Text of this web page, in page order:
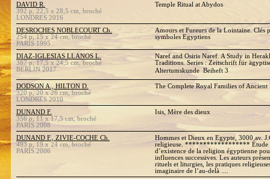
DAVID R.
392 p, 22,5 x 28,5 cm, broché
LONDRES 2016
Temple Ritual at Abydos
DESROCHES NOBLECOURT Ch.
254 p, 15 x 24 cm, broché
PARIS 1995
Amours et Fureurs de la Lointaine. Clés
symboles Egyptiens
DIAZ-IGLESIAS LLANOS L.
387 p, 17,5 x 24,5 cm, broché
BERLIN 2017
Naref and Osiris Naref. A Study in
Traditions. Series : Zeitschrift für
Altertumskunde  Beiheft 3
DODSON A., HILTON D.
320 p, 20 x 26 cm, broché
LONDRES 2010
The Complete Royal Families of Ancient
DUNAND F.
356 p, 11 x 17,5 cm, broché
PARIS 2008
Isis, Mère des dieux
DUNAND F., ZIVIE-COCHE Ch.
493 p, 19 x 24 cm, broché
PARIS 2006
Hommes et Dieux en Egypte, 3000 av.
religieuse. ****************** Étude
d’existence de la religion égyptienne
influences successives. Les auteurs
rituels et liturgies, les pratiques
imaginaire de l’au-delà ....